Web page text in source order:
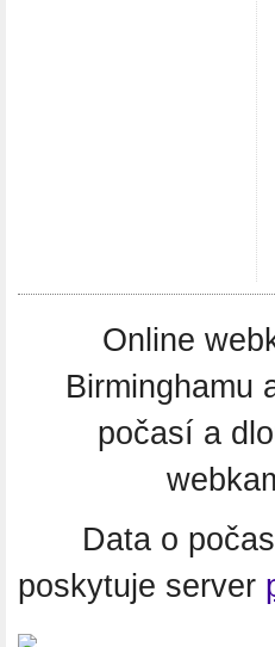
Online
Birminghamu
počasí a
Data o
poskytuje server